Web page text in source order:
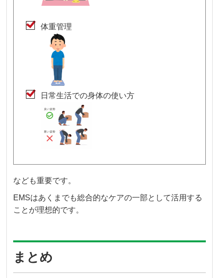
体重管理
日常生活での身体の使い方
なども重要です。
EMSはあくまでも総合的なケアの一部として活用する
ことが理想的です。
まとめ